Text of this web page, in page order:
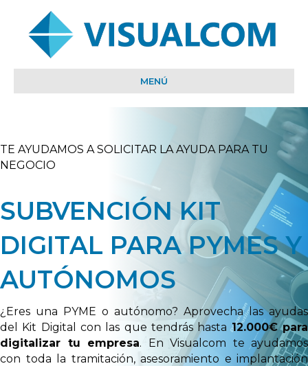
MENÚ
TE AYUDAMOS A SOLICITAR LA AYUDA PARA TU
NEGOCIO
SUBVENCIÓN KIT
DIGITAL PARA PYMES Y
AUTÓNOMOS
¿Eres una PYME o autónomo? Aprovecha las ayudas
del Kit Digital con las que tendrás hasta12.000€ para
digitalizar tu empresa. En Visualcom te ayudamos
con toda la tramitación, asesoramiento e implantación